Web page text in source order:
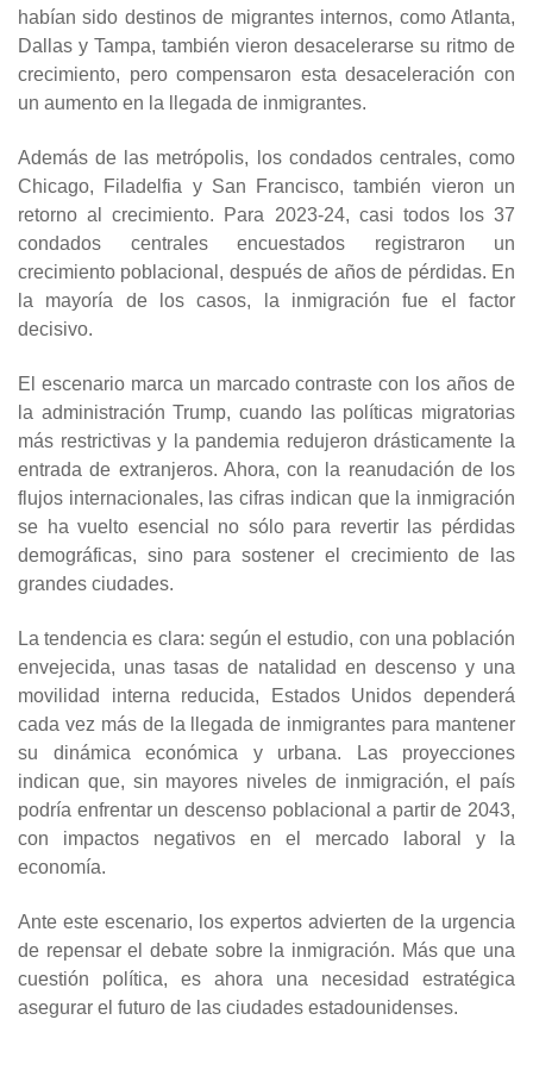
habían sido destinos de migrantes internos, como Atlanta,
Dallas y Tampa, también vieron desacelerarse su ritmo de
crecimiento, pero compensaron esta desaceleración con
un aumento en la llegada de inmigrantes.
Además de las metrópolis, los condados centrales, como
Chicago, Filadelfia y San Francisco, también vieron un
retorno al crecimiento. Para 2023-24, casi todos los 37
condados centrales encuestados registraron un
crecimiento poblacional, después de años de pérdidas. En
la mayoría de los casos, la inmigración fue el factor
decisivo.
El escenario marca un marcado contraste con los años de
la administración Trump, cuando las políticas migratorias
más restrictivas y la pandemia redujeron drásticamente la
entrada de extranjeros. Ahora, con la reanudación de los
flujos internacionales, las cifras indican que la inmigración
se ha vuelto esencial no sólo para revertir las pérdidas
demográficas, sino para sostener el crecimiento de las
grandes ciudades.
La tendencia es clara: según el estudio, con una población
envejecida, unas tasas de natalidad en descenso y una
movilidad interna reducida, Estados Unidos dependerá
cada vez más de la llegada de inmigrantes para mantener
su dinámica económica y urbana. Las proyecciones
indican que, sin mayores niveles de inmigración, el país
podría enfrentar un descenso poblacional a partir de 2043,
con impactos negativos en el mercado laboral y la
economía.
Ante este escenario, los expertos advierten de la urgencia
de repensar el debate sobre la inmigración. Más que una
cuestión política, es ahora una necesidad estratégica
asegurar el futuro de las ciudades estadounidenses.